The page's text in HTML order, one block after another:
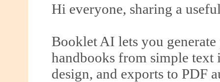
Hi everyone, sharing a
Booklet AI lets you
handbooks from simple text
design, and exports to PDF